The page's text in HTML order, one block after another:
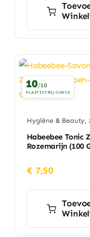
10/10
PLASTICVRIJ-CHECK
Hygiëne & Beauty,
Habeebee Tonic
Rozemarijn (100
€ 7,50